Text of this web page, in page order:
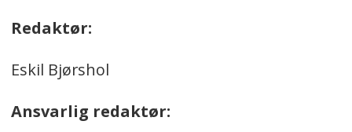
Redaktør:
Eskil Bjørshol
Ansvarlig redaktør: